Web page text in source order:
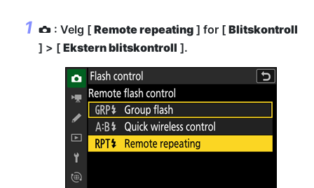
C : Velg [ Remote repeating ] for [ Blitskontroll
] > [ Ekstern blitskontroll ].